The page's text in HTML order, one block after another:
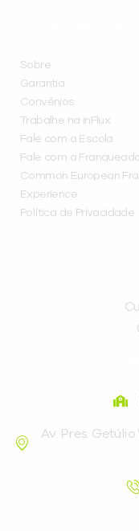
Sobre
Garantia
Convênios
Trabalhe na inFlux
Fale com a Escola
Fale com a
Common European
Experience
Política de Privacidade
Av. Pres.